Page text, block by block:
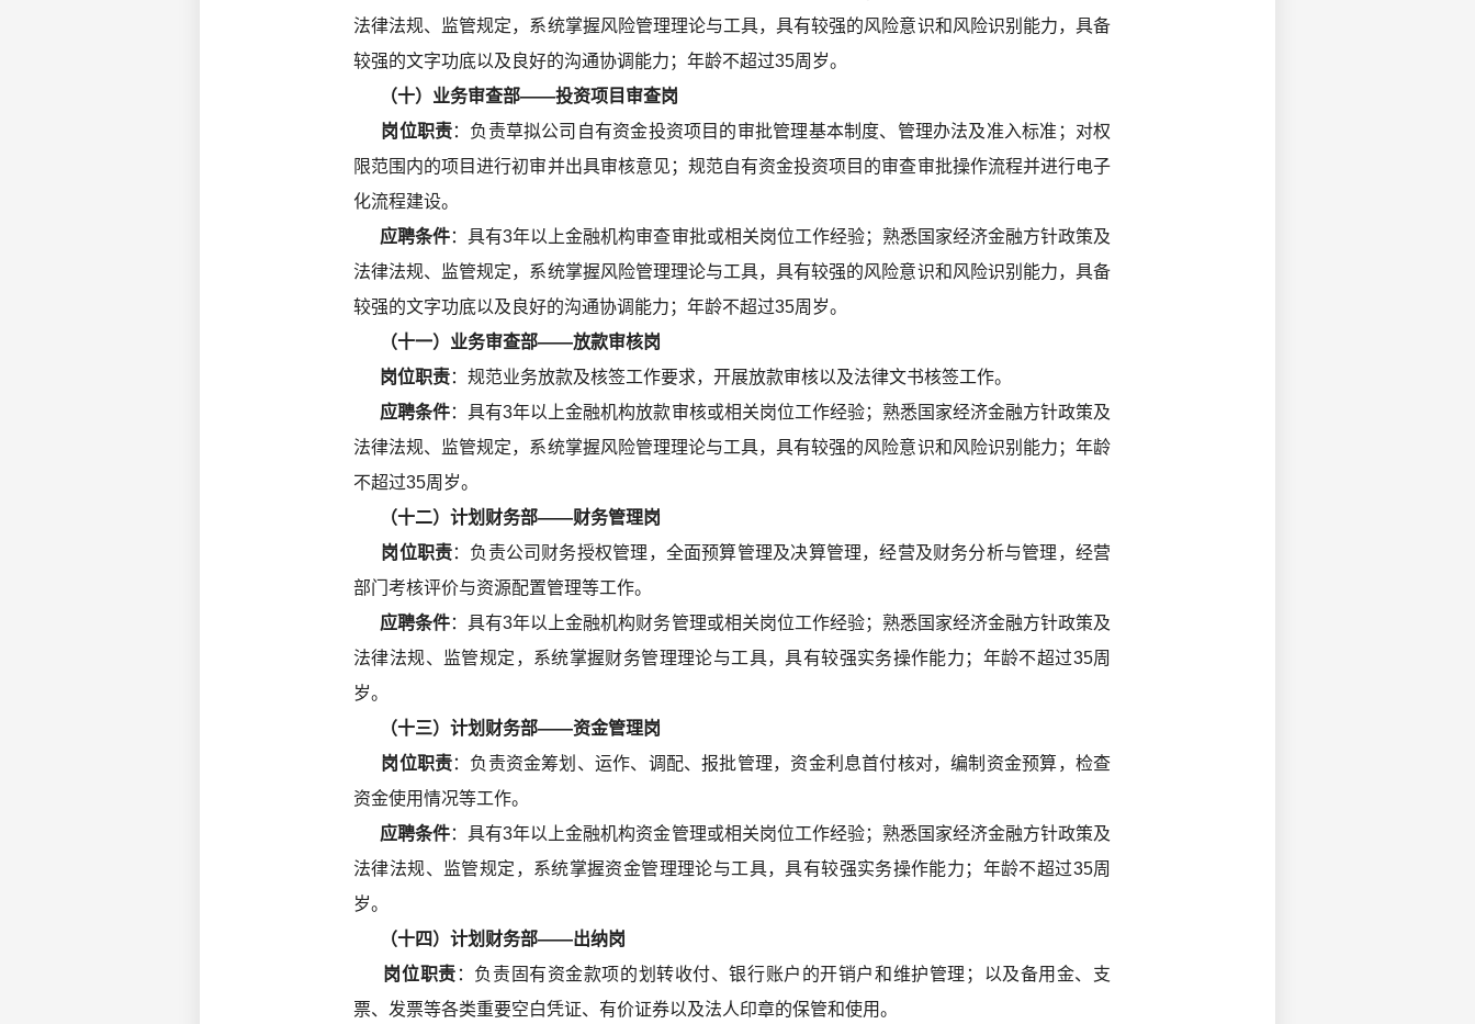
法律法规、监管规定，系统掌握风险管理理论与工具，具有较强的风险意识和风险识别能力，具备
较强的文字功底以及良好的沟通协调能力；年龄不超过35周岁。
（十）业务审查部——投资项目审查岗
岗位职责：负责草拟公司自有资金投资项目的审批管理基本制度、管理办法及准入标准；对权
限范围内的项目进行初审并出具审核意见；规范自有资金投资项目的审查审批操作流程并进行电子
化流程建设。
应聘条件：具有3年以上金融机构审查审批或相关岗位工作经验；熟悉国家经济金融方针政策及
法律法规、监管规定，系统掌握风险管理理论与工具，具有较强的风险意识和风险识别能力，具备
较强的文字功底以及良好的沟通协调能力；年龄不超过35周岁。
（十一）业务审查部——放款审核岗
岗位职责：规范业务放款及核签工作要求，开展放款审核以及法律文书核签工作。
应聘条件：具有3年以上金融机构放款审核或相关岗位工作经验；熟悉国家经济金融方针政策及
法律法规、监管规定，系统掌握风险管理理论与工具，具有较强的风险意识和风险识别能力；年龄
不超过35周岁。
（十二）计划财务部——财务管理岗
岗位职责：负责公司财务授权管理，全面预算管理及决算管理，经营及财务分析与管理，经营
部门考核评价与资源配置管理等工作。
应聘条件：具有3年以上金融机构财务管理或相关岗位工作经验；熟悉国家经济金融方针政策及
法律法规、监管规定，系统掌握财务管理理论与工具，具有较强实务操作能力；年龄不超过35周
岁。
（十三）计划财务部——资金管理岗
岗位职责：负责资金筹划、运作、调配、报批管理，资金利息首付核对，编制资金预算，检查
资金使用情况等工作。
应聘条件：具有3年以上金融机构资金管理或相关岗位工作经验；熟悉国家经济金融方针政策及
法律法规、监管规定，系统掌握资金管理理论与工具，具有较强实务操作能力；年龄不超过35周
岁。
（十四）计划财务部——出纳岗
岗位职责 ：负责固有资金款项的划转收付、银行账户的开销户和维护管理；以及备用金、支
票、发票等各类重要空白凭证、有价证券以及法人印章的保管和使用。